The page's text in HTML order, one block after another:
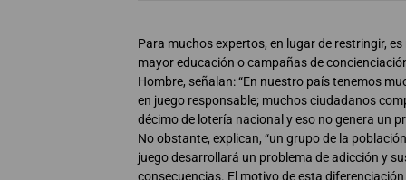
Para muchos expertos, en lugar de restringir,
mayor educación o campañas de
Hombre, señalan: “En nuestro país tenemos
en juego responsable; muchos ciudadanos
décimo de lotería nacional y eso no genera un
No obstante, explican, “un grupo de la
juego desarrollará un problema de adicción y
consecuencias. El motivo de esta